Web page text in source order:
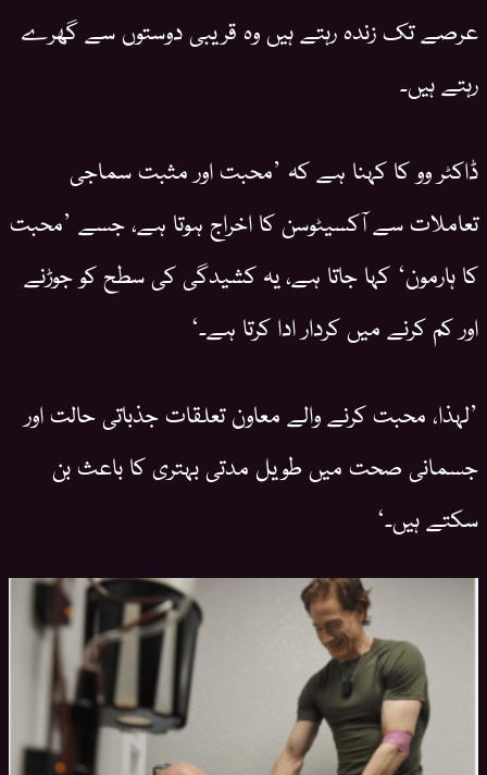
عرصے تک زندہ رہتے ہیں وہ قریبی دوستوں سے گھرے
رہتے ہیں۔
ڈاکٹر وو کا کہنا ہے کہ ’محبت اور مثبت سماجی
تعاملات سے آکسیٹوسن کا اخراج ہوتا ہے، جسے ’محبت
کا ہارمون‘ کہا جاتا ہے، یہ کشیدگی کی سطح کو جوڑنے
اور کم کرنے میں کردار ادا کرتا ہے۔‘
’لہذا، محبت کرنے والے معاون تعلقات جذباتی حالت اور
جسمانی صحت میں طویل مدتی بہتری کا باعث بن
سکتے ہیں۔‘